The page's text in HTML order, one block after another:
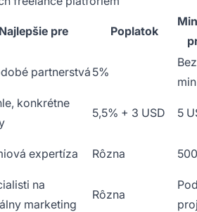
Najlepšie pre Poplatok
partnerstvá5%
Bez
konkrétne
5,5% + 3 USD 5
expertíza Rôzna
na
marketing
Rôzna